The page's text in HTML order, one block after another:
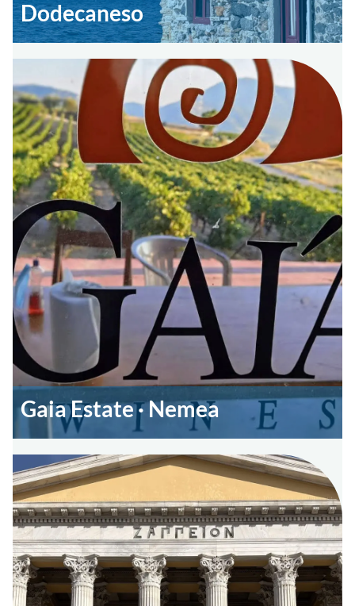
Dodecaneso
Gaia Estate · Nemea